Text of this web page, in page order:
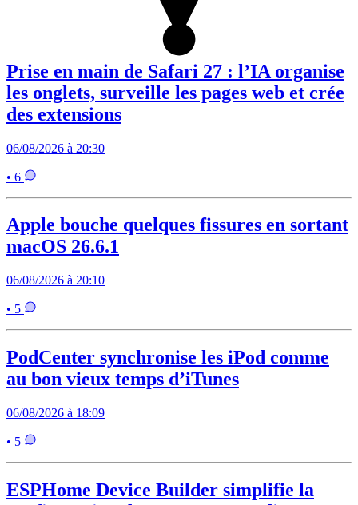
Prise en main de Safari 27 : l’IA organise
les onglets, surveille les pages web et crée
des extensions
06/08/2026 à 20:30
• 6
Apple bouche quelques fissures en sortant
macOS 26.6.1
06/08/2026 à 20:10
• 5
PodCenter synchronise les iPod comme
au bon vieux temps d’iTunes
06/08/2026 à 18:09
• 5
ESPHome Device Builder simplifie la